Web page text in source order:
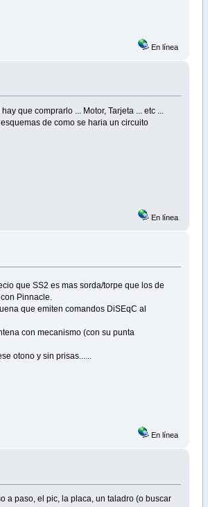
En línea
que comprarlo ... Motor, Tarjeta ... etc ...
de como se haria un circuito
En línea
que SS2 es mas sorda/torpe que los de
Pinnacle.
que emiten comandos DiSEqC al
con mecanismo (con su punta
otono y sin prisas......
En línea
a paso, el pic, la placa, un taladro (o buscar